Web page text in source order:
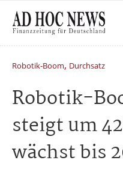
Robotik-Boom, Durchsatz
Robotik-
steigt um
wächst bis